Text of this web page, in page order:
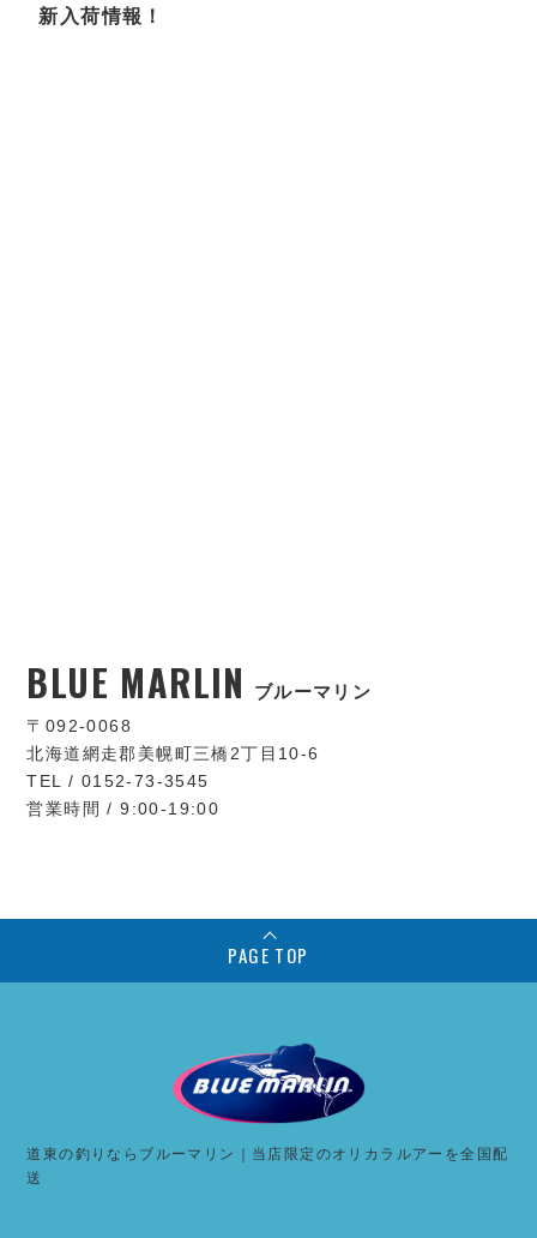
新入荷情報！
BLUE MARLIN ブルーマリン
〒092-0068
北海道網走郡美幌町三橋2丁目10-6
TEL / 0152-73-3545
営業時間 / 9:00-19:00
PAGE TOP
道東の釣りならブルーマリン｜当店限定のオリカラルアーを全国配
送